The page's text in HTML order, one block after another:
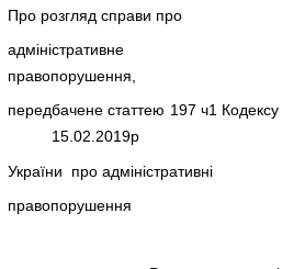
Про розгляд справи про
адміністративне
передбачене статтею
15.02.2019р
України про адміністративні
правопорушення